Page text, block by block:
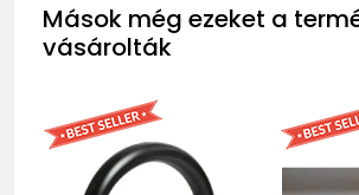
Mások még ezeket a
vásárolták